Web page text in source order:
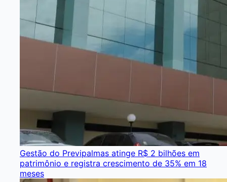
Gestão do Previpalmas atinge R$ 2 bilhões em
patrimônio e registra crescimento de 35% em 18
meses